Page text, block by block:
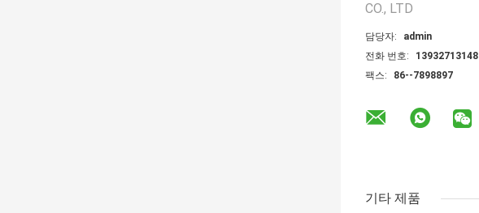
CO., LTD
담당자:
admin
전화 번호:
13932713148
팩스:
86--7898897
기타 제품